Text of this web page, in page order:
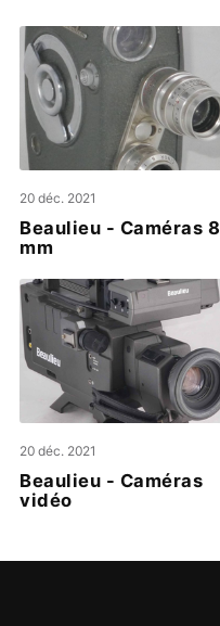
20 déc. 2021
Beaulieu - Caméras 8
mm
20 déc. 2021
Beaulieu - Caméras
vidéo